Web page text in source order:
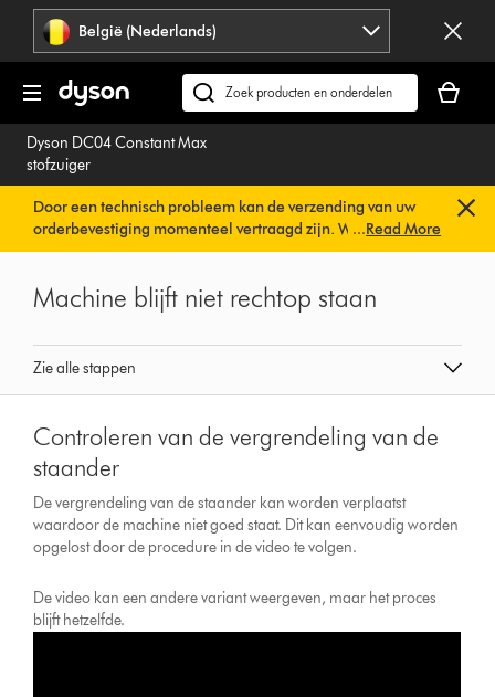
Navigatie
overslaan
België (Nederlands)
Zoek
op
dyson.be
is
Dyson DC04 Constant Max
stofzuiger
Door een technisch probleem kan de verzending van uw
orderbevestiging momenteel vertraagd zijn. We werken al
aan een snelle oplossing.U hoeft verder niets te doen. Uw
verzonden.
...Read More
Zie alle stappen
Machine blijft niet rechtop staan
Controleren van de vergrendeling van de
staander
De vergrendeling van de staander kan worden verplaatst
waardoor de machine niet goed staat. Dit kan eenvoudig worden
opgelost door de procedure in de video te volgen.
De video kan een andere variant weergeven, maar het proces
blijft hetzelfde.